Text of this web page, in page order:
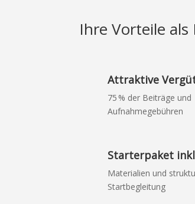
Ihre Vorteile
Attraktive
75 % der Beiträge und
Aufnahmegebühren
Starterpaket
Materialien und
Startbegleitung